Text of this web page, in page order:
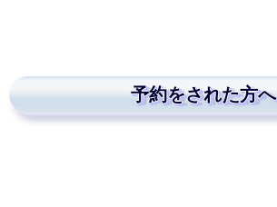
予約をされた方へ